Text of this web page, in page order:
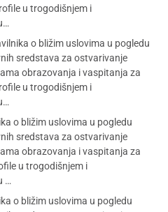
u trogodišnjem i
o bližim uslovima u pogledu
sredstava za ostvarivanje
obrazovanja i vaspitanja za
u trogodišnjem i
o bližim uslovima u pogledu
sredstava za ostvarivanje
obrazovanja i vaspitanja za
u trogodišnjem i
…
o bližim uslovima u pogledu